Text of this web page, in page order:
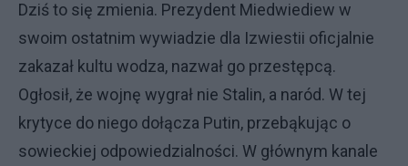
Dziś to się zmienia. Prezydent Miedwiediew w
swoim ostatnim wywiadzie dla Izwiestii oficjalnie
zakazał kultu wodza, nazwał go przestępcą.
Ogłosił, że wojnę wygrał nie Stalin, a naród. W tej
krytyce do niego dołącza Putin, przebąkując o
sowieckiej odpowiedzialności. W głównym kanale